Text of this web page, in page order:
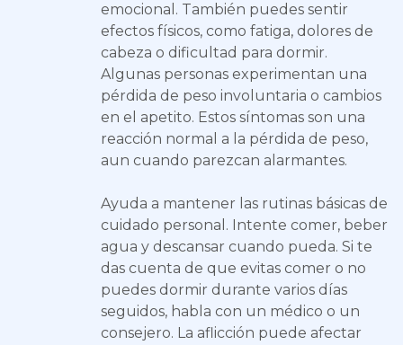
emocional. También puedes sentir
efectos físicos, como fatiga, dolores de
cabeza o dificultad para dormir.
Algunas personas experimentan una
pérdida de peso involuntaria o cambios
en el apetito. Estos síntomas son una
reacción normal a la pérdida de peso,
aun cuando parezcan alarmantes.
Ayuda a mantener las rutinas básicas de
cuidado personal. Intente comer, beber
agua y descansar cuando pueda. Si te
das cuenta de que evitas comer o no
puedes dormir durante varios días
seguidos, habla con un médico o un
consejero. La aflicción puede afectar